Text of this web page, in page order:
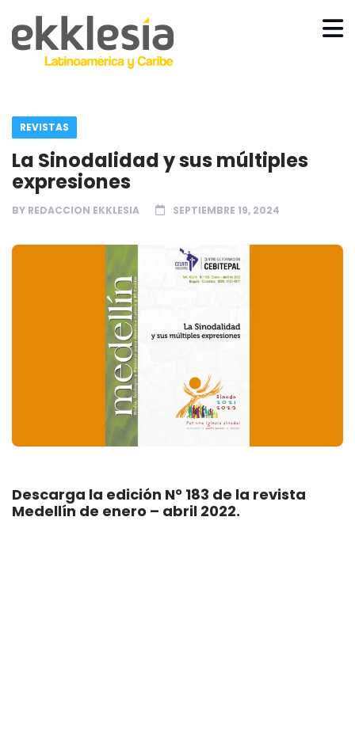
REVISTAS
La Sinodalidad y sus múltiples
expresiones
BY REDACCION EKKLESIA SEPTIEMBRE 19, 2024
Descarga la edición N° 183 de la revista
Medellín de enero – abril 2022.